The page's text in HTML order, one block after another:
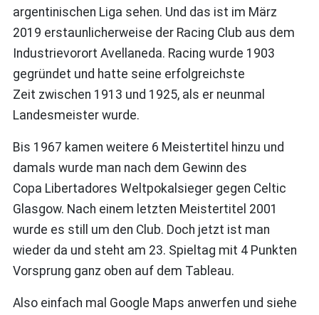
argentinischen Liga sehen. Und das ist im März
2019 erstaunlicherweise der Racing Club aus dem
Industrievorort Avellaneda. Racing wurde 1903
gegründet und hatte seine erfolgreichste
Zeit zwischen 1913 und 1925, als er neunmal
Landesmeister wurde.
Bis 1967 kamen weitere 6 Meistertitel hinzu und
damals wurde man nach dem Gewinn des
Copa Libertadores Weltpokalsieger gegen Celtic
Glasgow. Nach einem letzten Meistertitel 2001
wurde es still um den Club. Doch jetzt ist man
wieder da und steht am 23. Spieltag mit 4 Punkten
Vorsprung ganz oben auf dem Tableau.
Also einfach mal Google Maps anwerfen und siehe